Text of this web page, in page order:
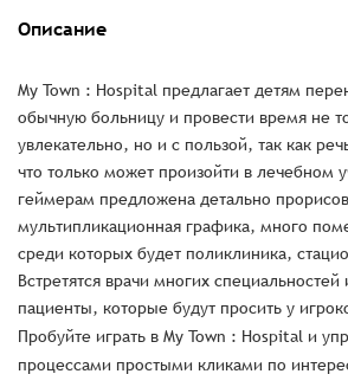
Описание
My Town : Hospital предлагает детям
обычную больницу и провести время не
увлекательно, но и с пользой, так как
что только может произойти в
геймерам предложена детально
мультипликационная графика, много
среди которых будет поликлиника,
Встретятся врачи многих
пациенты, которые будут просить у
Пробуйте играть в My Town : Hospital и
процессами простыми кликами по